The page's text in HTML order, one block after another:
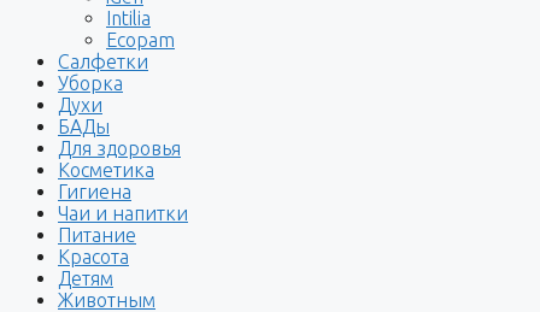
Intilia
Ecopam
Салфетки
Уборка
Духи
БАДы
Для здоровья
Косметика
Гигиена
Чаи и напитки
Питание
Красота
Детям
Животным